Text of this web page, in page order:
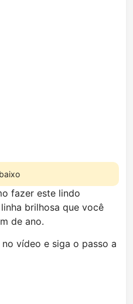
fazer este lindo
brilhosa que você
de ano.
vídeo e siga o passo a